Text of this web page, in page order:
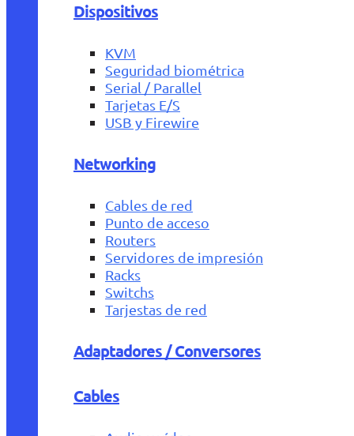
Dispositivos
KVM
Seguridad biométrica
Serial / Parallel
Tarjetas E/S
USB y Firewire
Networking
Cables de red
Punto de acceso
Routers
Servidores de impresión
Racks
Switchs
Tarjestas de red
Adaptadores / Conversores
Cables